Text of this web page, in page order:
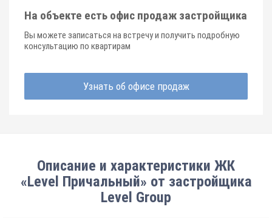
На объекте есть офис продаж застройщика
Вы можете записаться на встречу и получить подробную
консультацию по квартирам
Узнать об офисе продаж
Описание и характеристики ЖК
«Level Причальный» от застройщика
Level Group